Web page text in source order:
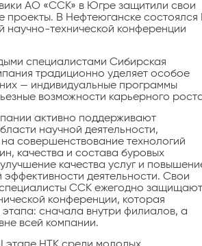
АО «ССК» в Югре защитили свои
проекты. В Нефтеюганске состоялся
научно-технической конференции
специалистами Сибирская
традиционно уделяет особое
— индивидуальные программы
возможности карьерного
активно поддерживают
научной деятельности,
совершенствование технологий
качества и состава буровых
качества услуг и
эффективности деятельности. Свои
ССК ежегодно защищают
конференции, которая
этапа: сначала внутри филиалов, а
всей компании.